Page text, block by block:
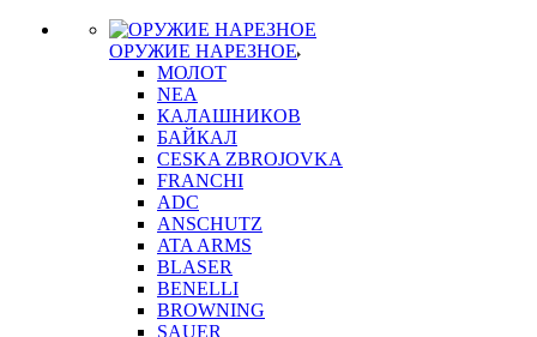
ОРУЖИЕ НАРЕЗНОЕ
МОЛОТ
NEA
КАЛАШНИКОВ
БАЙКАЛ
CESKA ZBROJOVKA
FRANCHI
ADC
ANSCHUTZ
ATA ARMS
BLASER
BENELLI
BROWNING
SAUER